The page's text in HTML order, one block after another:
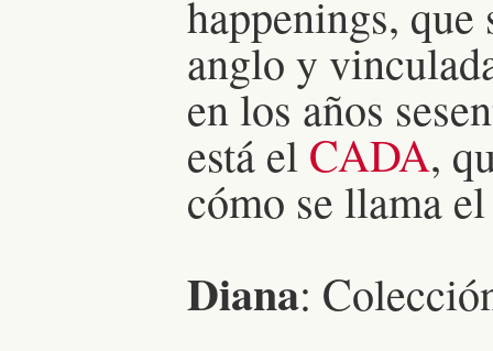
happenings,
anglo y
en los años
está el CADA,
cómo se llama
Diana: